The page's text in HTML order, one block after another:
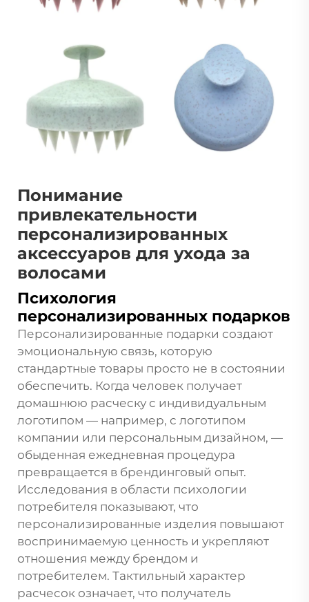
Понимание
привлекательности
персонализированных
аксессуаров для ухода за
волосами
Психология
персонализированных подарков
Персонализированные подарки создают
эмоциональную связь, которую
стандартные товары просто не в состоянии
обеспечить. Когда человек получает
домашнюю расческу с индивидуальным
логотипом — например, с логотипом
компании или персональным дизайном, —
обыденная ежедневная процедура
превращается в брендинговый опыт.
Исследования в области психологии
потребителя показывают, что
персонализированные изделия повышают
воспринимаемую ценность и укрепляют
отношения между брендом и
потребителем. Тактильный характер
расчесок означает, что получатель